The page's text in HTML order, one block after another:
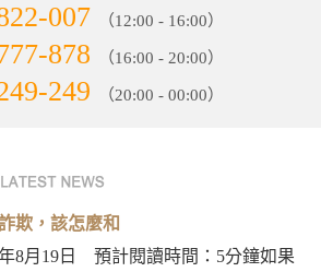
007 （12:00 - 16:00）
878 （16:00 - 20:00）
249 （20:00 - 00:00）
欺，該怎麼和
8月19日 預計閱讀時間：5分鐘如果